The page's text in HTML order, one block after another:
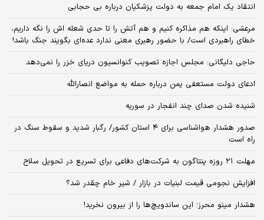
انتقاد یک امام جمعه به دولت پزشکیان درباره بی حجابی
مرعشی: اینکه هم مذاکره کنیم و هم آتش را تا حدی شعله اش را نگه داریم،
خطای راهبردی است/ با حضور رهبری معنی ندارد عده‌ای بگویند جنگ باشد!
حاجی دلیگانی: مجلس اجازه تصویب کنوانسیون دریای خزر را نمی‌دهد
ادعای دولت مستعفی یمن درباره حمله به مواضع انصارالله
شنیده شدن صدای چند انفجار در سوریه
صدور هشدار هواشناسی برای ۴ استان کشور/ رگبار شدید و سقوط سنگ در
راه است
مهلت ۲۱ روزه پنتاگون به شرکت‌های دفاعی برای تسریع در تحویل سلاح
افزایش نجومی قیمت لبنیات در بازار / شیر خام چقدر شد؟
هشدار مینو محرز؛ این ساندویچ‌ها را از بیرون نخرید!